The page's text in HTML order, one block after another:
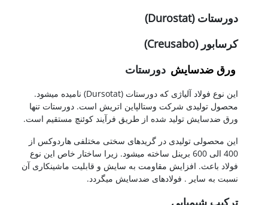
دورستات (Durostat)
کرسابور (Creusabo)
ورق ضدسایش دورستات
این نوع فولاد آلیاژی که دورستات (Dursotat) نامیده میشود.
محصول تولیدی شرکت وستالپاین اتریش است. دورستات تنها
ورق ضدسایش تولید شده از طریق فرآیند کوئنچ مستقیم است.
این محصولی تولیدی در گریدهای سختی مختلفی هاردوکس از
400 الی 600 برینل ساخته میشود. زیرا ساختار خاص این نوع
فولاد باعث. افزایش مقاومت به سایش و قابلیت ماشینکاری آن
نسبت به سایر . فولادهای ضدسایش میگردد.
ترکیب شیمیایی